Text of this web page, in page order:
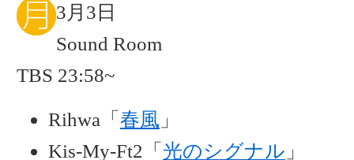
3月3日
Sound Room
TBS 23:58~
Rihwa「 春風 」
Kis-My-Ft2「 光のシグナル 」